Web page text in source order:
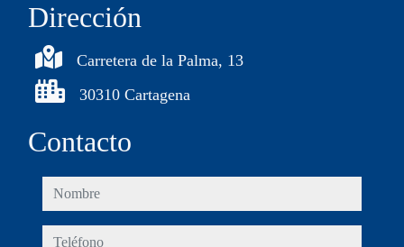
Dirección
Carretera de la Palma, 13
30310 Cartagena
Contacto
nombre
teléfono